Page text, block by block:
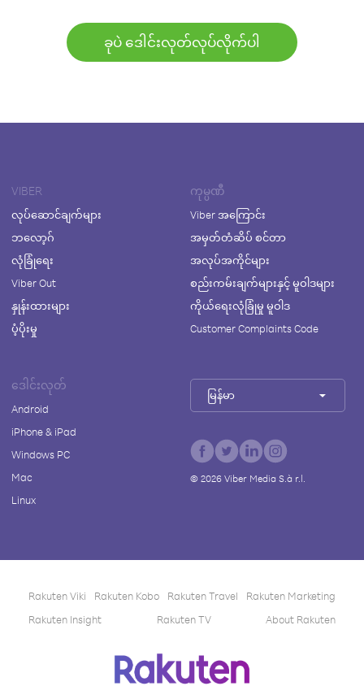
ခုပဲ ဒေါင်းလုတ်လုပ်လိုက်ပါ
VIBER
လုပ်ဆောင်ချက်များ
ဘလော့ဂ်
လုံခြုံရေး
Viber Out
နှုန်းထားများ
ပံ့ပိုးမှု
ကုမ္ပဏီ
Viber အကြောင်း
အမှတ်တံဆိပ် စင်တာ
အလုပ်အကိုင်များ
စည်းကမ်းချက်များနှင့် မူဝါဒများ
ကိုယ်ရေးလုံခြုံမှု မူဝါဒ
Customer Complaints Code
ဒေါင်းလုတ်
Android
iPhone & iPad
Windows PC
Mac
Linux
မြန်မာ
© 2026Viber Media S.à r.l.
Rakuten Viki Rakuten Kobo Rakuten Travel
Rakuten Marketing
Rakuten Insight
Rakuten TV About Rakuten